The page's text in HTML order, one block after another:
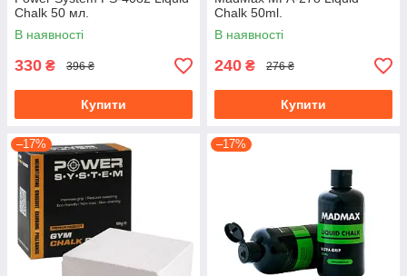
Chalk 50 мл.
В наявності
330 ₴ 396 ₴
Купити
Chalk 50ml.
В наявності
240 ₴ 276 ₴
Купити
–17% –17%